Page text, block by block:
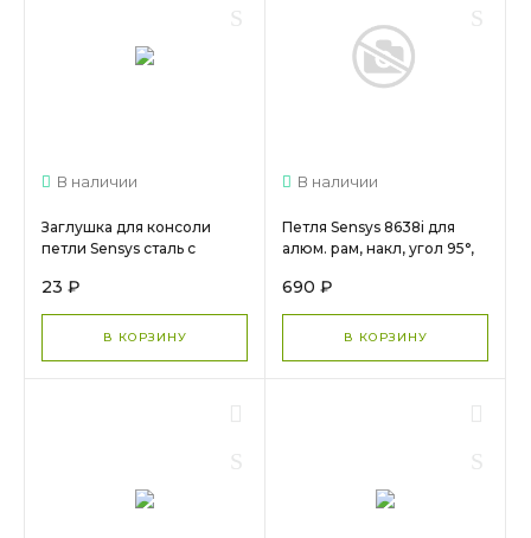
В наличии
Заглушка для консоли
петли Sensys сталь с
9082774 МС 1635
23 ₽
В КОРЗИНУ
В наличии
Петля Sensys 8638i для
алюм. рам, накл, угол 95°,
9091821 (Заказная)
690 ₽
В КОРЗИНУ